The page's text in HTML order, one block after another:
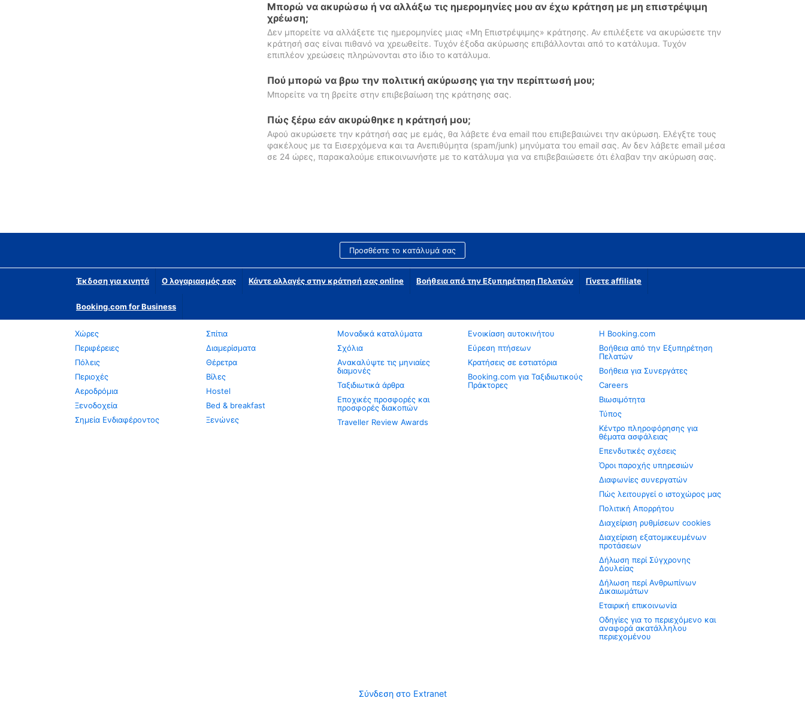
Μπορώ να ακυρώσω ή να αλλάξω τις ημερομηνίες μου αν έχω κράτηση με μη επιστρέψιμη
χρέωση;
Δεν μπορείτε να αλλάξετε τις ημερομηνίες μιας «Μη Επιστρέψιμης» κράτησης. Αν επιλέξετε να ακυρώσετε την
κράτησή σας είναι πιθανό να χρεωθείτε. Τυχόν έξοδα ακύρωσης επιβάλλονται από το κατάλυμα. Τυχόν
επιπλέον χρεώσεις πληρώνονται στο ίδιο το κατάλυμα.
Πού μπορώ να βρω την πολιτική ακύρωσης για την περίπτωσή μου;
Μπορείτε να τη βρείτε στην επιβεβαίωση της κράτησης σας.
Πώς ξέρω εάν ακυρώθηκε η κράτησή μου;
Αφού ακυρώσετε την κράτησή σας με εμάς, θα λάβετε ένα email που επιβεβαιώνει την ακύρωση. Ελέγξτε τους
φακέλους με τα Εισερχόμενα και τα Ανεπιθύμητα (spam/junk) μηνύματα του email σας. Αν δεν λάβετε email μέσα
σε 24 ώρες, παρακαλούμε επικοινωνήστε με το κατάλυμα για να επιβεβαιώσετε ότι έλαβαν την ακύρωση σας.
Προσθέστε το κατάλυμά σας
Έκδοση για κινητά Ο λογαριασμός σας Κάντε αλλαγές στην κράτησή σας online Βοήθεια από την Εξυπηρέτηση Πελατών Γίνετε affiliate
Booking.com for Business
Χώρες
Περιφέρειες
Πόλεις
Περιοχές
Αεροδρόμια
Ξενοδοχεία
Σημεία Ενδιαφέροντος
Σπίτια
Διαμερίσματα
Θέρετρα
Βίλες
Hostel
Bed & breakfast
Ξενώνες
Μοναδικά καταλύματα
Σχόλια
Ανακαλύψτε τις μηνιαίες
διαμονές
Ταξιδιωτικά άρθρα
Εποχικές προσφορές και
προσφορές διακοπών
Traveller Review Awards
Ενοικίαση αυτοκινήτου
Εύρεση πτήσεων
Κρατήσεις σε εστιατόρια
Booking.com για Ταξιδιωτικούς
Πράκτορες
Η Booking.com
Βοήθεια από την Εξυπηρέτηση
Πελατών
Βοήθεια για Συνεργάτες
Careers
Βιωσιμότητα
Τύπος
Κέντρο πληροφόρησης για
θέματα ασφάλειας
Επενδυτικές σχέσεις
Όροι παροχής υπηρεσιών
Διαφωνίες συνεργατών
Πώς λειτουργεί ο ιστοχώρος μας
Πολιτική Απορρήτου
Διαχείριση ρυθμίσεων cookies
Διαχείριση εξατομικευμένων
προτάσεων
Δήλωση περί Σύγχρονης
Δουλείας
Δήλωση περί Ανθρωπίνων
Δικαιωμάτων
Εταιρική επικοινωνία
Οδηγίες για το περιεχόμενο και
αναφορά ακατάλληλου
περιεχομένου
Σύνδεση στο Extranet